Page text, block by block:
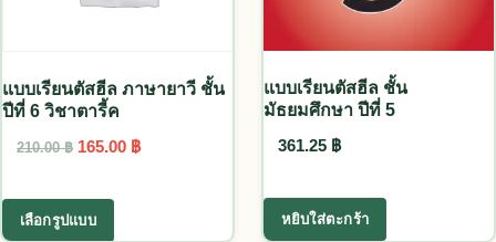
แบบเรียนตัสฮีล ภาษายาวี ชั้น
ปีที่ 6 วิชาตารี้ค
210.00฿ Original price was: 210.00 ฿.
165.00 ฿Current price is: 165.00 ฿.
เลือกรูปแบบ
This product has multiple variants. The options
แบบเรียนตัสฮีล ชั้น
มัธยมศึกษา ปีที่ 5
361.25 ฿
หยิบใส่ตะกร้า